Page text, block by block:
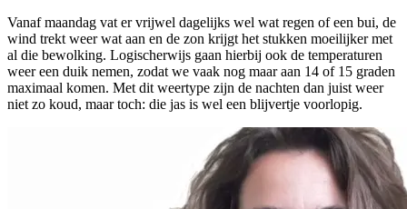
Vanaf maandag vat er vrijwel dagelijks wel wat regen of een bui, de
wind trekt weer wat aan en de zon krijgt het stukken moeilijker met
al die bewolking. Logischerwijs gaan hierbij ook de temperaturen
weer een duik nemen, zodat we vaak nog maar aan 14 of 15 graden
maximaal komen. Met dit weertype zijn de nachten dan juist weer
niet zo koud, maar toch: die jas is wel een blijvertje voorlopig.